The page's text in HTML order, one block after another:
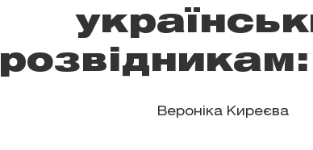
Вероніка Киреєва